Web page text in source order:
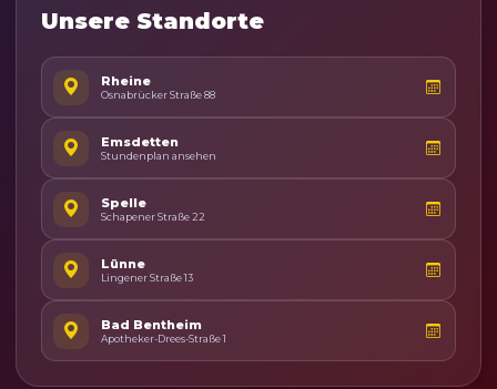
Unsere Standorte
Rheine
Osnabrücker Straße 88
Emsdetten
Stundenplan ansehen
Spelle
Schapener Straße 22
Lünne
Lingener Straße 13
Bad Bentheim
Apotheker-Drees-Straße 1